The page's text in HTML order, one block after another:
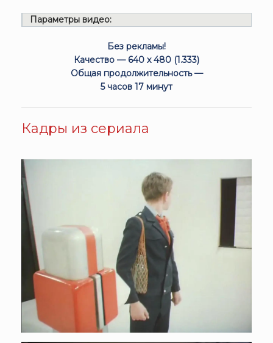
Параметры видео:
Без рекламы!
Качество — 640 x 480 (1.333)
Общая продолжительность —
5 часов 17 минут
Кадры из сериала